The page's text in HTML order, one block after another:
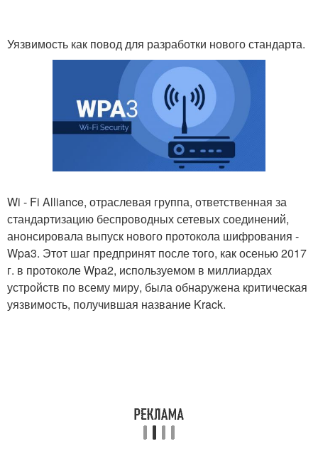
Уязвимость как повод для разработки нового стандарта.
Wi - Fi Alliance, отраслевая группа, ответственная за
стандартизацию беспроводных сетевых соединений,
анонсировала выпуск нового протокола шифрования -
Wpa3. Этот шаг предпринят после того, как осенью 2017
г. в протоколе Wpa2, используемом в миллиардах
устройств по всему миру, была обнаружена критическая
уязвимость, получившая название Krack.